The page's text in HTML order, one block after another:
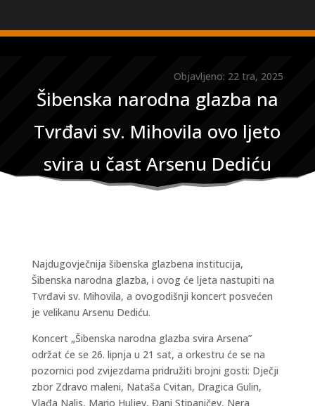
Objavljeno: 22 tra, 2025
Šibenska narodna glazba na
Tvrđavi sv. Mihovila ovo ljeto
svira u čast Arsenu Dediću
Najdugovječnija šibenska glazbena institucija,
Šibenska narodna glazba, i ovog će ljeta nastupiti na
Tvrđavi sv. Mihovila, a ovogodišnji koncert posvećen
je velikanu Arsenu Dediću.
Koncert „Šibenska narodna glazba svira Arsena”
održat će se 26. lipnja u 21 sat, a orkestru će se na
pozornici pod zvijezdama pridružiti brojni gosti: Dječji
zbor Zdravo maleni, Nataša Cvitan, Dragica Gulin,
Vlađa Nalis, Mario Huljev, Đani Stipaničev, Nera